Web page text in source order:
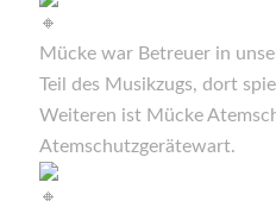
Mücke war Betreuer in
Teil des Musikzugs, dort
Weiteren ist Mücke
Atemschutzgerätewart.